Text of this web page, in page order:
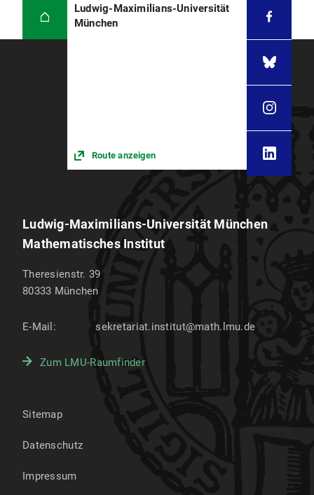
Ludwig-Maximilians-Universität
München
Route anzeigen
Ludwig-Maximilians-Universität München
Mathematisches Institut
Theresienstr. 39
80333 München
E-Mail: sekretariat.institut@math.lmu.de
Zum LMU-Raumfinder
Sitemap
Datenschutz
Impressum